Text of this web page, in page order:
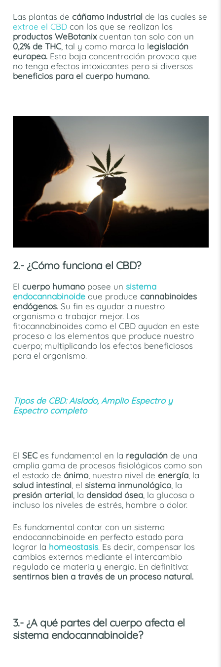
Las plantas de cáñamo industrialde las cuales se
extrae el CBDcon los que se realizan los
productos WeBotanixcuentan tan solo con un
0,2% de THC, tal y como marca la legislación
europea.Esta baja concentración provoca que
no tenga efectos intoxicantes pero si diversos
beneficios para el cuerpo humano.
2.- ¿Cómo funciona el CBD?
El cuerpo humanoposee un sistema
endocannabinoide que produce cannabinoides
endógenos. Su fin es ayudar a nuestro
organismo a trabajar mejor. Los
fitocannabinoides como el CBD ayudan en este
proceso a los elementos que produce nuestro
cuerpo; multiplicando los efectos beneficiosos
para el organismo.
Tipos de CBD: Aislado, Amplio Espectro y
Espectro completo
El SECes fundamental en la regulaciónde una
amplia gama de procesos fisiológicos como son
el estado de ánimo, nuestro nivel de energía, la
salud intestinal, el sistema inmunológico, la
presión arterial, la densidad ósea, la glucosa o
incluso los niveles de estrés, hambre o dolor.
Es fundamental contar con un sistema
endocannabinoide en perfecto estado para
lograr la homeostasis. Es decir, compensar los
cambios externos mediante el intercambio
regulado de materia y energía. En definitiva:
sentirnos bien a través de un proceso natural.
3.- ¿A qué partes del cuerpo afecta el
sistema endocannabinoide?